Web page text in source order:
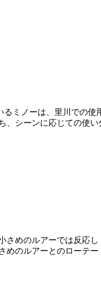
ミノーは、里川での
シーンに応じての使い
さめのルアーでは反応し
めのルアーとのローテー